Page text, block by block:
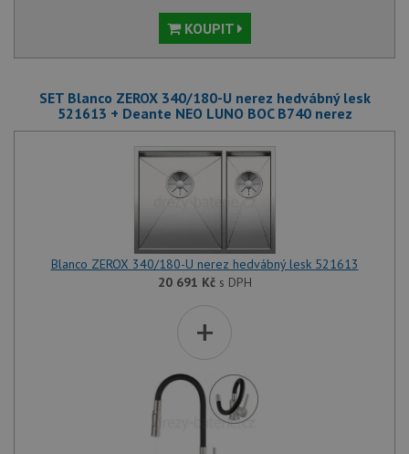
KOUPIT
SET Blanco ZEROX 340/180-U nerez hedvábný lesk
521613 + Deante NEO LUNO BOC B740 nerez
Blanco ZEROX 340/180-U nerez hedvábný lesk 521613
20 691 Kčs DPH
+